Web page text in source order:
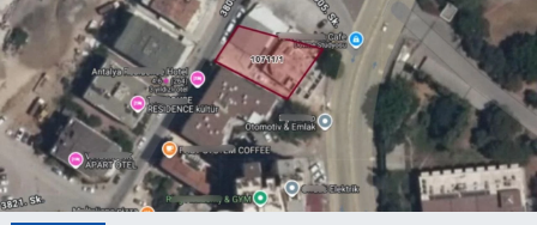
Magazin
Turizm
Çevre
Kültür ve Sanat